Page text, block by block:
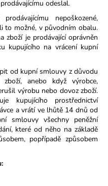
odeslal.
nepoškozené,
to možné, v původním obalu.
zboží je prodávající oprávněn
kupujícího na vrácení kupní
od kupní smlouvy z důvodu
anebo když výrobce,
výrobu nebo dovoz zboží.
kupujícího prostřednictví
a vrátí ve lhůtě 14 dnů od
smlouvy všechny peněžní
které od něho na základě
popřípadě způsobem